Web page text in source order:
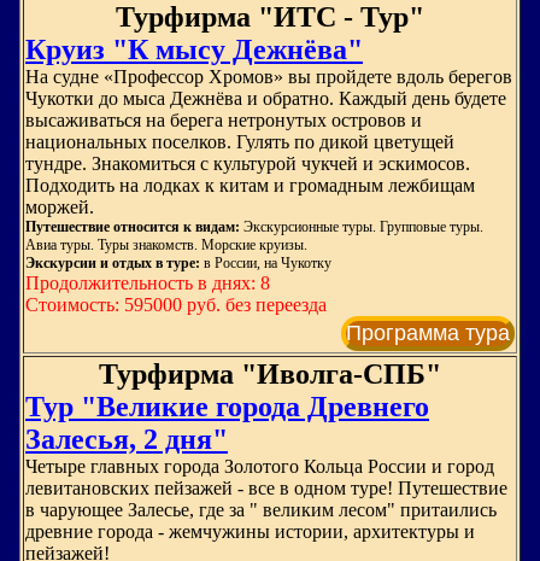
Турфирма "ИТС - Тур"
Круиз "К мысу Дежнёва"
На судне «Профессор Хромов» вы пройдете вдоль берегов
Чукотки до мыса Дежнёва и обратно. Каждый день будете
высаживаться на берега нетронутых островов и
национальных поселков. Гулять по дикой цветущей
тундре. Знакомиться с культурой чукчей и эскимосов.
Подходить на лодках к китам и громадным лежбищам
моржей.
Путешествие относится к видам: Экскурсионные туры. Групповые туры.
Авиа туры. Туры знакомств. Морские круизы.
Экскурсии и отдых в туре: в России, на Чукотку
Продолжительность в днях: 8
Стоимость: 595000 руб. без переезда
Программа тура
Турфирма "Иволга-СПБ"
Тур "Великие города Древнего
Залесья, 2 дня"
Четыре главных города Золотого Кольца России и город
левитановских пейзажей - все в одном туре! Путешествие
в чарующее Залесье, где за " великим лесом" притаились
древние города - жемчужины истории, архитектуры и
пейзажей!